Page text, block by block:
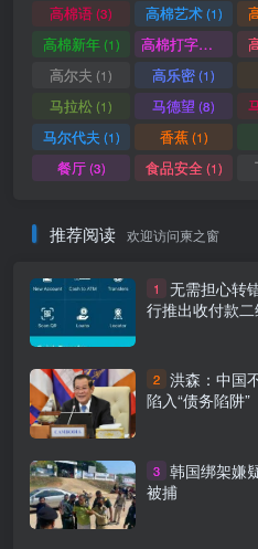
高棉语(3) 高棉艺术(1)
高棉新年(1) 高棉打字机
高尔夫 (1) 高乐密(1)
马拉松 (1) 马德望 (8)
马尔代夫 (1) 香蕉(1)
餐厅(3) 食品安全(1)
推荐阅读 欢迎访问柬之窗
1
无需担心转
行推出收付款
2 洪森：中国
陷入“债务陷阱”
3 韩国绑架嫌
被捕